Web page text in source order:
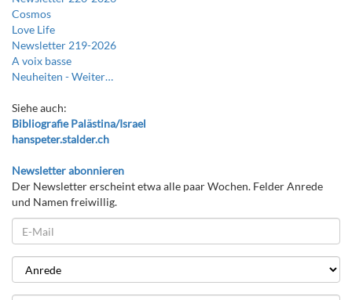
Cosmos
Love Life
Newsletter 219-2026
A voix basse
Neuheiten -Weiter…
Siehe auch:
Bibliografie Palästina/Israel
hanspeter.stalder.ch
Newsletter abonnieren
Der Newsletter erscheint etwa alle paar Wochen. Felder Anrede
und Namen freiwillig.